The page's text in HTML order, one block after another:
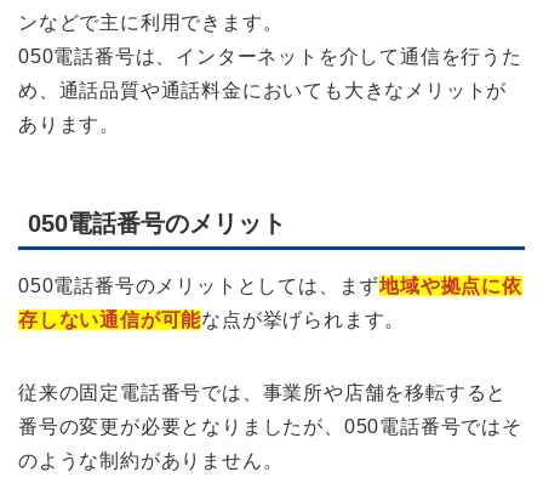
ンなどで主に利用できます。
050電話番号は、インターネットを介して通信を行うた
め、通話品質や通話料金においても大きなメリットが
あります。
050電話番号のメリット
050電話番号のメリットとしては、まず地域や拠点に依
存しない通信が可能な点が挙げられます。
従来の固定電話番号では、事業所や店舗を移転すると
番号の変更が必要となりましたが、050電話番号ではそ
のような制約がありません。